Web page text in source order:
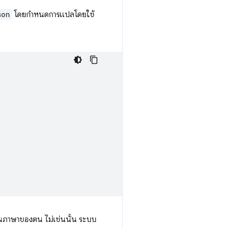
โดยกำหนดการแปลโดยใช้
ภาษาของตน ไม่เช่นนั้น ระบบ